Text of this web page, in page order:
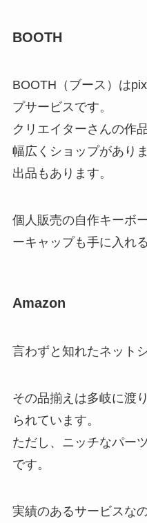
BOOTH
BOOTH（ブース）は
プサービスです。
クリエイターさんの作
幅広くショップがあり
出品もあります。
個人販売の自作キーボ
ーキャップも手に入れ
Amazon
言わずと知れたネット
その品揃えは多岐に渡
られています。
ただし、ニッチなパー
です。
実績のあるサービスな